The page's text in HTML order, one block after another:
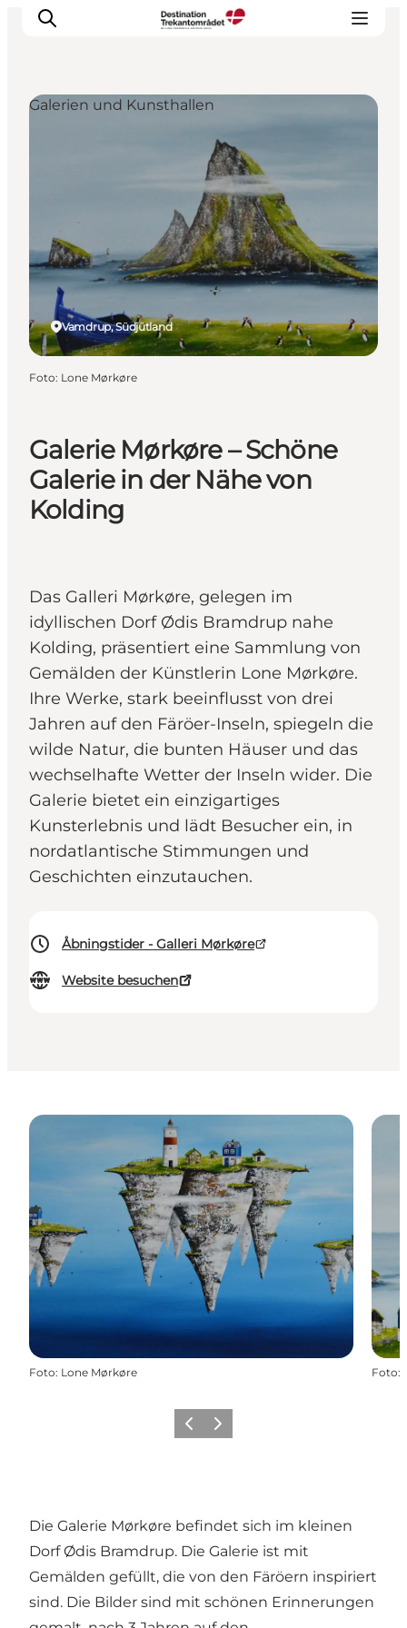
LEGOLAND® Billund Resort
Reiseplanung
Tickets
Galerie Mørkøre – Schöne
Galerie in der Nähe von
Kolding
Das Galleri Mørkøre, gelegen im
idyllischen Dorf Ødis Bramdrup nahe
Kolding, präsentiert eine Sammlung von
Gemälden der Künstlerin Lone Mørkøre.
Ihre Werke, stark beeinflusst von drei
Jahren auf den Färöer-Inseln, spiegeln die
wilde Natur, die bunten Häuser und das
wechselhafte Wetter der Inseln wider. Die
Galerie bietet ein einzigartiges
Kunsterlebnis und lädt Besucher ein, in
nordatlantische Stimmungen und
Geschichten einzutauchen.
Åbningstider - Galleri Mørkøre
Website besuchen
Vamdrup, Südjütland
Galerien und Kunsthallen
Foto: Lone Mørkøre
Foto: Lone Mørkøre Foto:
Vorherige Folie
Nächste Folie
Die Galerie Mørkøre befindet sich im kleinen
Dorf Ødis Bramdrup. Die Galerie ist mit
Gemälden gefüllt, die von den Färöern inspiriert
sind. Die Bilder sind mit schönen Erinnerungen